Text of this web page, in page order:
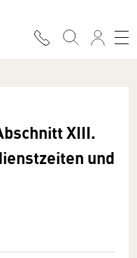
XIII.
und